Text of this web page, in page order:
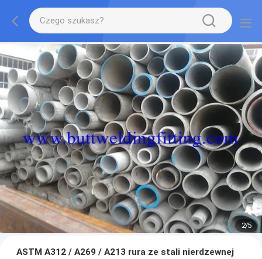
2/5
ASTM A312 / A269 / A213 rura ze stali nierdzewnej